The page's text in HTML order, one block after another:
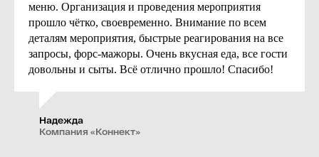
меню. Организация и проведения мероприятия
прошло чётко, своевременно. Внимание по всем
деталям мероприятия, быстрые реагирования на все
запросы, форс-мажоры. Очень вкусная еда, все гости
довольны и сыты. Всё отлично прошло! Спасибо!
Надежда
Компания «Коннект»